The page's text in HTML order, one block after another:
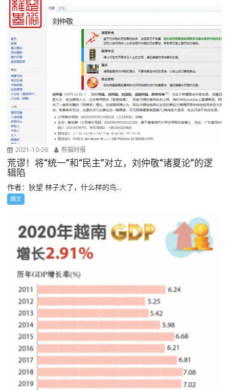
2021-10-26 熊猫时报
荒谬！将“统一”和“民主”对立，刘仲敬“诸夏论”的逻
辑陷
作者：狄望 林子大了，什么样的鸟...
網文